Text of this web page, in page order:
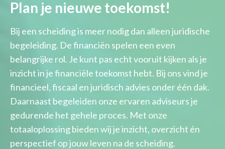
Plan je nieuwe toekomst!
Bij een scheiding is meer nodig dan alleen juridische
begeleiding. De financiën spelen een even
belangrijke rol. Je kunt pas echt vooruit kijken als je
inzicht in je financiële toekomst hebt. Bij ons vind je
financieel, fiscaal en juridisch advies onder één dak.
Daarnaast begeleiden onze ervaren adviseurs je
gedurende het gehele proces. Met onze
totaaloplossing bieden wij je inzicht, overzicht én
perspectief op jouw leven na de scheiding.